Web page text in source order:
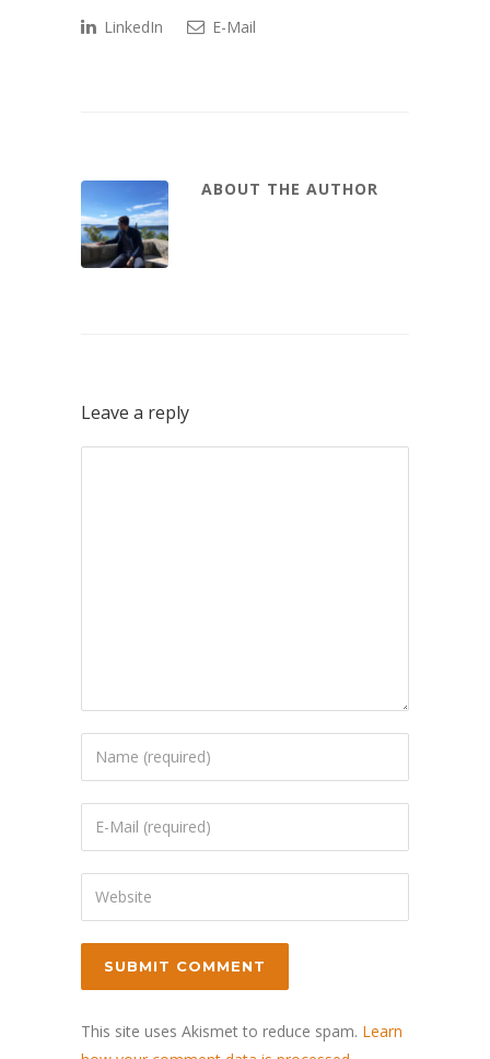
LinkedIn
E-Mail
ABOUT THE AUTHOR
Leave a reply
This site uses Akismet to reduce spam. Learn